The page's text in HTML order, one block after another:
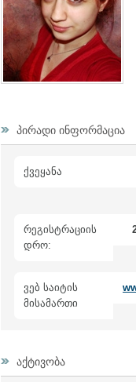
პირადი ინფორმაცია
ქვეყანა
რეგისტრაციის
დრო:
ვებ საიტის
მისამართი
აქტივობა